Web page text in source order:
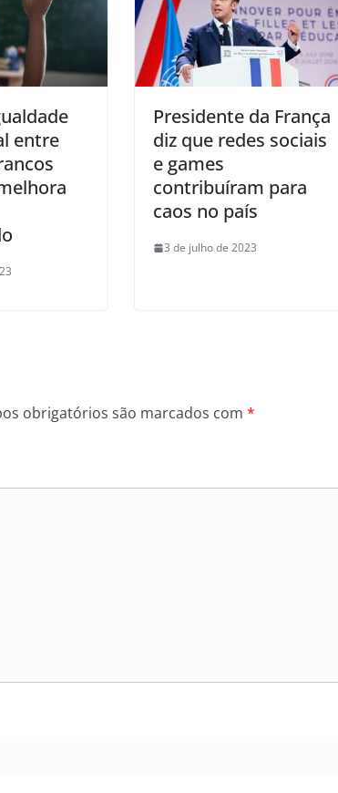
entre
Presidente da França
diz que redes sociais
e games
contribuíram para
caos no país
3 de julho de 2023
obrigatórios são marcados com *